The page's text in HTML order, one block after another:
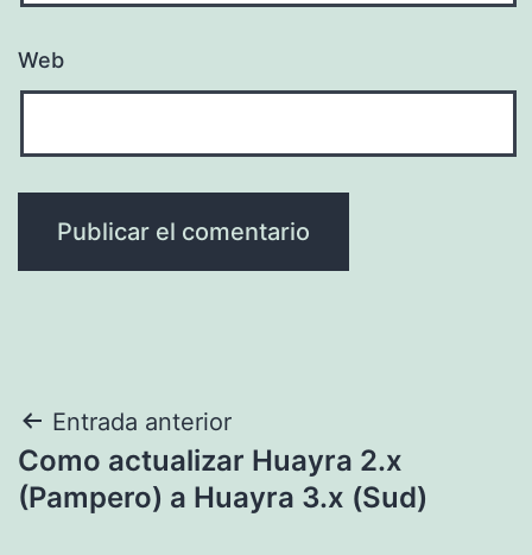
Web
Navegación
de
Entrada anterior
Como actualizar Huayra 2.x
(Pampero) a Huayra 3.x (Sud)